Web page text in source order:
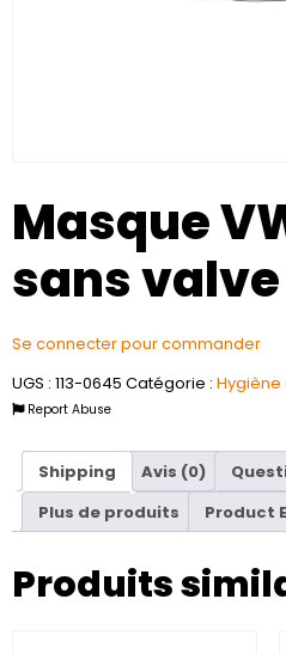
Masque
sans
Se connecter pour commander
UGS : 113-0645 Catégorie : Hygiène
Report Abuse
Shipping Avis (0)
Plus de produits
Product
Produits